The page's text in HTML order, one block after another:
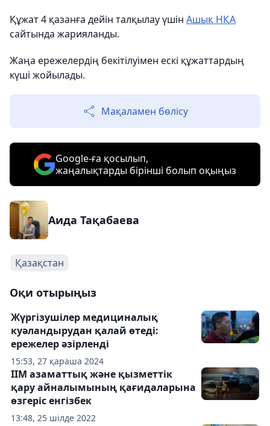
Құжат 4 қазанға дейін талқылау үшін Ашық НҚА
сайтында жарияланды.
Жаңа ережелердің бекітілуімен ескі құжаттардың
күші жойылады.
Мақаламен бөлісу
Google-ға қосылып,
жаңалықтарды бірінші болып оқыңыз
Аида Тақабаева
Қазақстан
Оқи отырыңыз
15:53, 27 қараша 2024
Жүргізушілер медициналық
куәландырудан қалай өтеді:
ережелер әзірленді
13:48, 25 шілде 2022
ІІМ азаматтық және қызметтік
қару айналымының қағидаларына
өзгеріс енгізбек